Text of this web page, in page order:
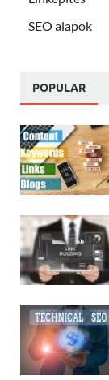
SEO alapok
POPULAR